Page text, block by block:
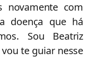
novamente com
doença que há
Sou Beatriz
te guiar nesse